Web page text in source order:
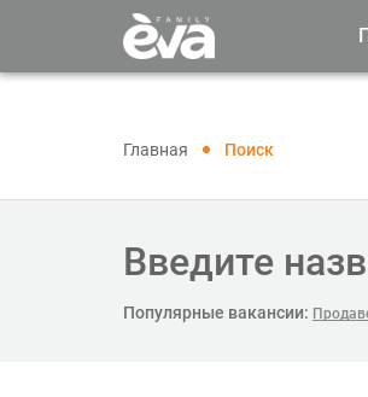
Главная Поиск
Введите
Популярные вакансии: